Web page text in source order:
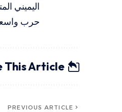
اليميني
حرب
This Article
PREVIOUS ARTICLE